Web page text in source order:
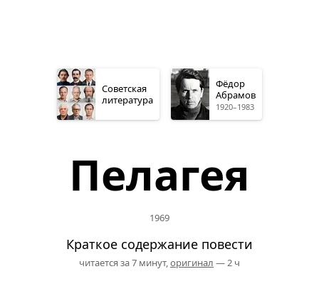
Советская
литература
Фёдор
Абрамов
1920–1983
Пелагея
1969
Краткое содержание повести
читается за 7 минут,оригинал — 2 ч